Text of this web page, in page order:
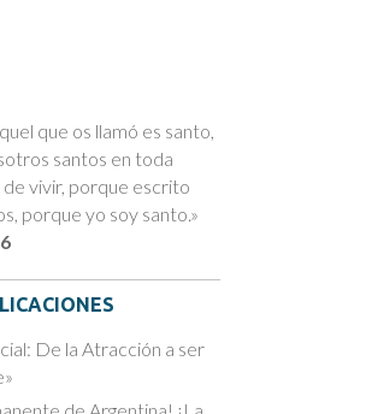
que os llamó es santo,
santos en toda
vivir, porque escrito
porque yo soy santo.»
De la Atracción a ser